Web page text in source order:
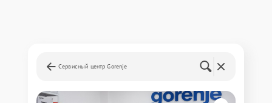
Сервисный центр Gorenje